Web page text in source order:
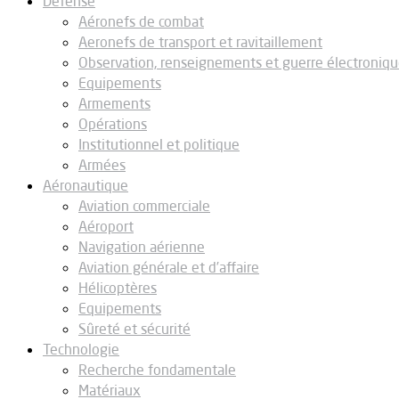
Aéronefs de combat
Aeronefs de transport et ravitaillement
Observation, renseignements et guerre
Equipements
Armements
Opérations
Institutionnel et politique
Armées
Aéronautique
Aviation commerciale
Aéroport
Navigation aérienne
Aviation générale et d’affaire
Hélicoptères
Equipements
Sûreté et sécurité
Technologie
Recherche fondamentale
Matériaux